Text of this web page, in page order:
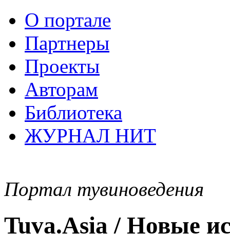
О портале
Партнеры
Проекты
Авторам
Библиотека
ЖУРНАЛ НИТ
Портал тувиноведения
Tuva.Asia / Новые